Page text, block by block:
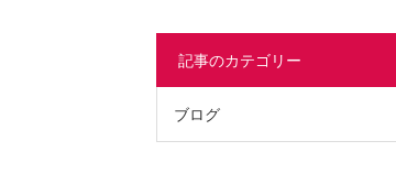
記事のカテゴリー
ブログ